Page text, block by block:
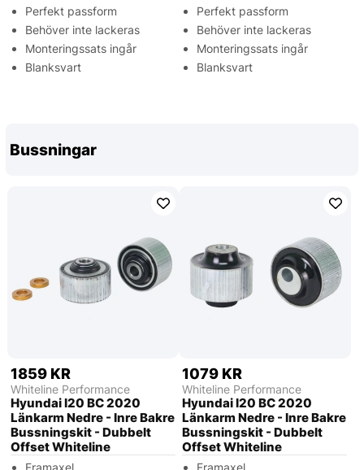
Perfekt passform
Behöver inte lackeras
Monteringssats ingår
Blanksvart
Perfekt passform
Behöver inte lackeras
Monteringssats ingår
Blanksvart
Bussningar
1859 KR
Whiteline Performance
Hyundai I20 BC 2020
Länkarm Nedre - Inre Bakre
Bussningskit - Dubbelt
Offset Whiteline
Framaxel
1079 KR
Whiteline Performance
Hyundai I20 BC 2020
Länkarm Nedre - Inre Bakre
Bussningskit - Dubbelt
Offset Whiteline
Framaxel